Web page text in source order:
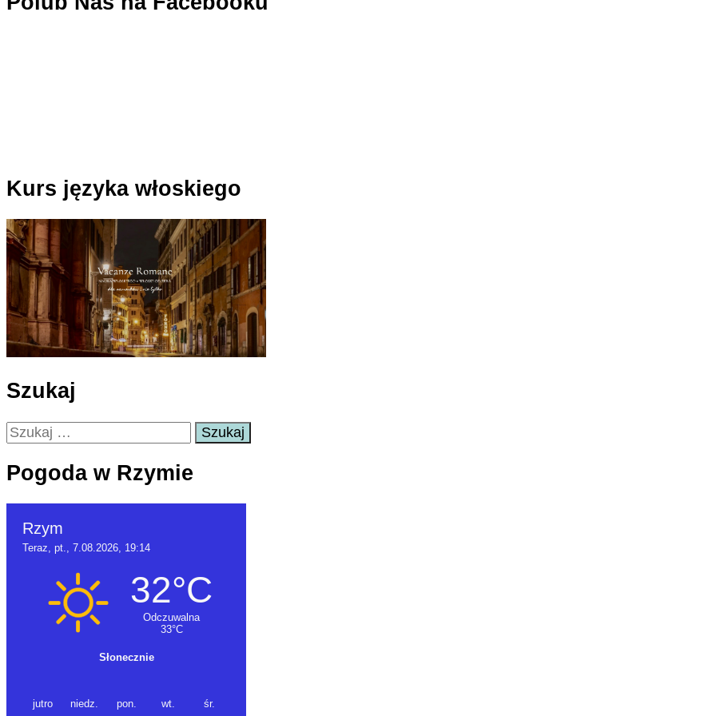
Kurs języka włoskiego
Szukaj
Szukaj:
Pogoda w Rzymie